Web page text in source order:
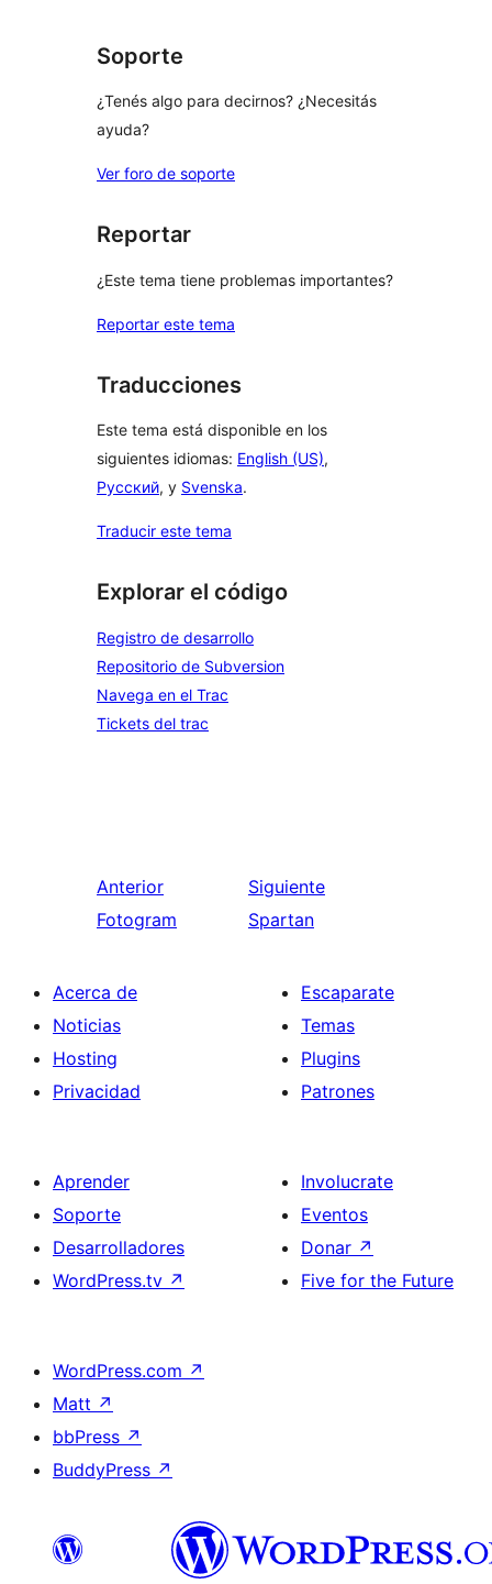
Soporte
¿Tenés algo para decirnos? ¿Necesitás
ayuda?
Ver foro de soporte
Reportar
¿Este tema tiene problemas importantes?
Reportar este tema
Traducciones
Este tema está disponible en los
siguientes idiomas: English (US),
Русский, y Svenska.
Traducir este tema
Explorar el código
Registro de desarrollo
Repositorio de Subversion
Navega en el Trac
Tickets del trac
Anterior
Fotogram
Siguiente
Spartan
Acerca de
Noticias
Hosting
Privacidad
Escaparate
Temas
Plugins
Patrones
Aprender
Soporte
Desarrolladores
WordPress.tv ↗
Involucrate
Eventos
Donar ↗
Five for the Future
WordPress.com ↗
Matt ↗
bbPress ↗
BuddyPress ↗